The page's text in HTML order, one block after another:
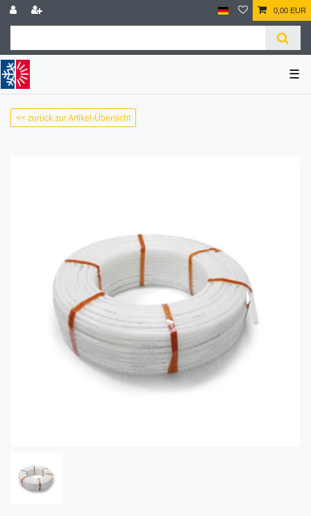
0,00 EUR
☰
<< zurück zur Artikel-Übersicht